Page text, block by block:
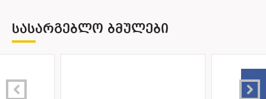
ᲡᲐᲡᲐᲠᲒᲔᲑᲚᲝ ᲑᲛᲣᲚᲔᲑᲘ